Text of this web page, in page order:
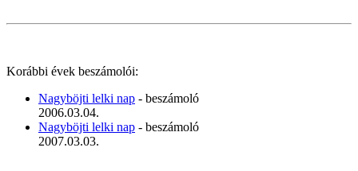
Korábbi évek beszámolói:
Nagyböjti lelki nap - beszámoló
2006.03.04.
Nagyböjti lelki nap - beszámoló
2007.03.03.